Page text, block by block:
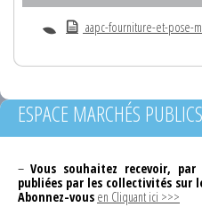
aapc-fourniture-et-pose-
ESPACE MARCHÉS PUBLICS
– Vous souhaitez recevoir, par
publiées par les collectivités sur
Abonnez-vous en Cliquant ici >>>